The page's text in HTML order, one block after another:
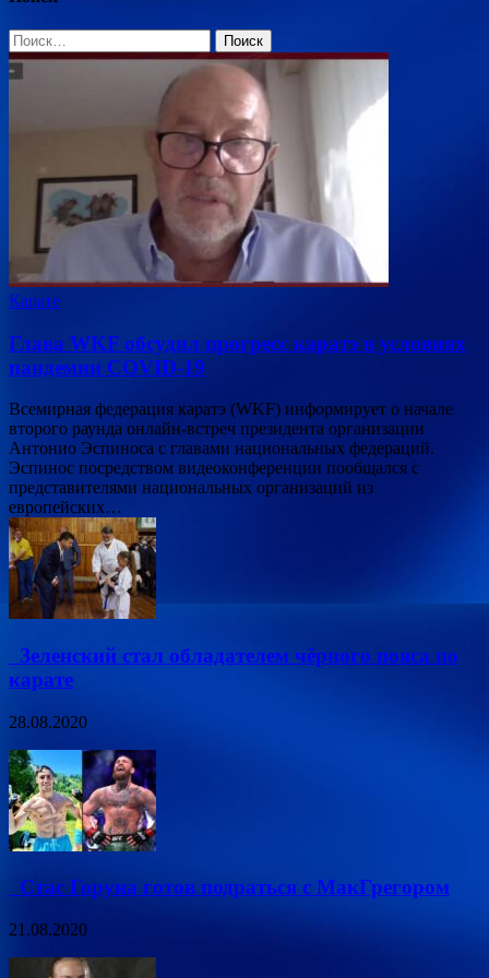
Найти:
Карате
Глава WKF обсудил прогресс каратэ в условиях
пандемии COVID-19
Всемирная федерация каратэ (WKF) информирует о начале
второго раунда онлайн-встреч президента организации
Антонио Эспиноса с главами национальных федераций.
Эспинос посредством видеоконференции пообщался с
представителями национальных организаций из
европейских…
Зеленский стал обладателем чёрного пояса по
карате
28.08.2020
Стас Горуна готов подраться с МакГрегором
21.08.2020